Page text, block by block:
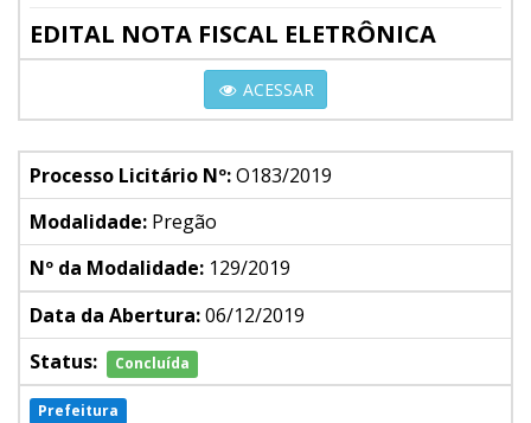
EDITAL NOTA FISCAL ELETRÔNICA
ACESSAR
Processo Licitário Nº:O183/2019
Modalidade: Pregão
Nº da Modalidade: 129/2019
Data da Abertura:06/12/2019
Status:
Concluída
Prefeitura